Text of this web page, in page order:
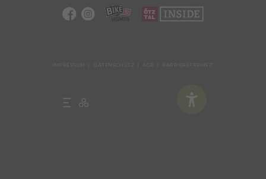
IMPRESSUM DATENSCHUTZ AGB BARRIEREFREIHEIT